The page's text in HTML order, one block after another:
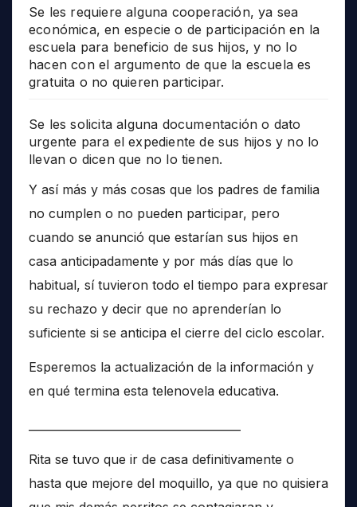
Se les requiere alguna cooperación, ya sea
económica, en especie o de participación en la
escuela para beneficio de sus hijos, y no lo
hacen con el argumento de que la escuela es
gratuita o no quieren participar.
Se les solicita alguna documentación o dato
urgente para el expediente de sus hijos y no lo
llevan o dicen que no lo tienen.
Y así más y más cosas que los padres de familia
no cumplen o no pueden participar, pero
cuando se anunció que estarían sus hijos en
casa anticipadamente y por más días que lo
habitual, sí tuvieron todo el tiempo para expresar
su rechazo y decir que no aprenderían lo
suficiente si se anticipa el cierre del ciclo escolar.
Esperemos la actualización de la información y
en qué termina esta telenovela educativa.
Rita se tuvo que ir de casa definitivamente o
hasta que mejore del moquillo, ya que no quisiera